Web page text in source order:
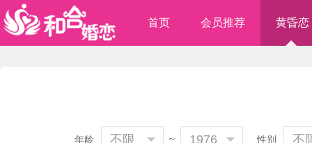
首页 会员推荐 黄昏恋
年龄 不限 ～ 1976 性别 不